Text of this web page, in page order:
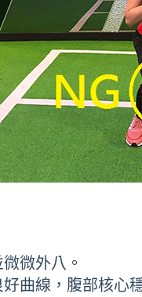
微外八。
曲線，腹部核心